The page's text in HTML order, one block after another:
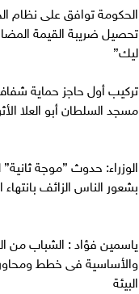
الحكومة توافق على نظام
تحصيل ضريبة القيمة
ليك”
تركيب أول حاجز حماية
مسجد السلطان أبو العلا
الوزراء: حدوث ”موجة ثانية”
بشعور الناس الزائف بانتهاء
ياسمين فؤاد : الشباب من
والأساسية فى خطط
البيئة